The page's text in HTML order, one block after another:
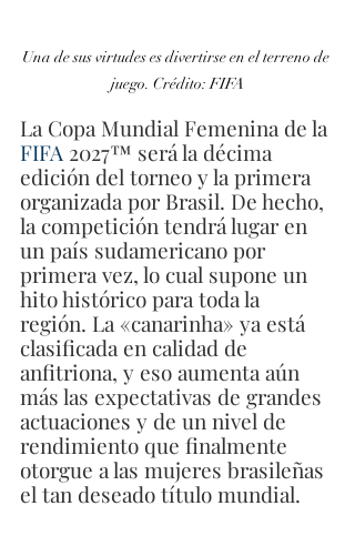
Una de sus virtudes es divertirse en el terreno de
juego. Crédito: FIFA
La Copa Mundial Femenina de la
FIFA 2027™ será la décima
edición del torneo y la primera
organizada por Brasil. De hecho,
la competición tendrá lugar en
un país sudamericano por
primera vez, lo cual supone un
hito histórico para toda la
región. La «canarinha» ya está
clasificada en calidad de
anfitriona, y eso aumenta aún
más las expectativas de grandes
actuaciones y de un nivel de
rendimiento que finalmente
otorgue a las mujeres brasileñas
el tan deseado título mundial.